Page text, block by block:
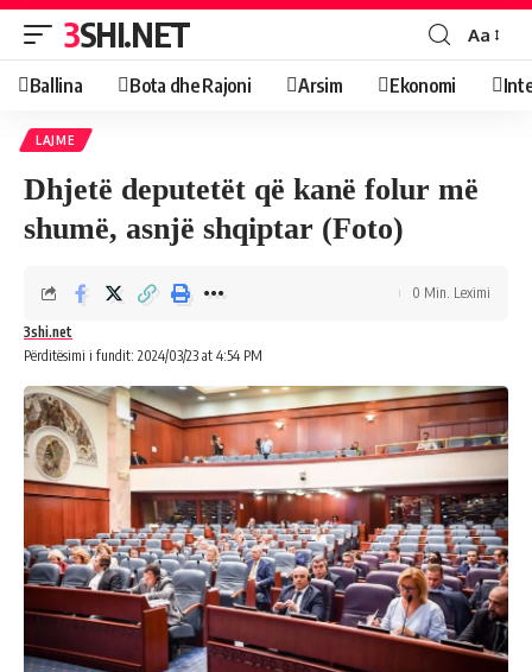
3SHI.NET Aa
Ballina Bota dhe Rajoni Arsim Ekonomi
LAJME
Dhjetë deputetët që kanë folur më
shumë, asnjë shqiptar (Foto)
Përditësimi i fundit: 2024/03/23 at 4:54 PM
3shi.net
0 Min. Leximi